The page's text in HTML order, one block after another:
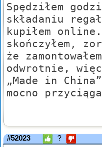
Spędziłem
składaniu
kupiłem
skończyłem,
że
odwrotnie,
„Made in
mocno
#52023 ?